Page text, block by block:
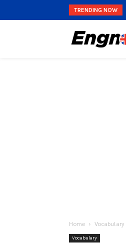
TRENDING NOW
Home Vocabulary
Vocabulary